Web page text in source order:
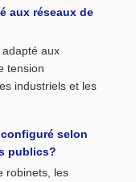
aux réseaux de
aux
tension
industriels et les
selon
publics?
robinets, les